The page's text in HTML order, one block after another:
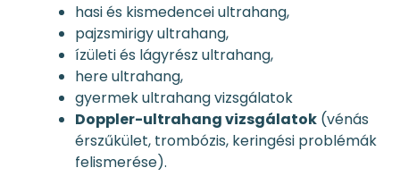
hasi és kismedencei ultrahang,
pajzsmirigy ultrahang,
ízületi és lágyrész ultrahang,
here ultrahang,
gyermek ultrahang vizsgálatok
Doppler-ultrahang vizsgálatok (vénás
érszűkület, trombózis, keringési problémák
felismerése).